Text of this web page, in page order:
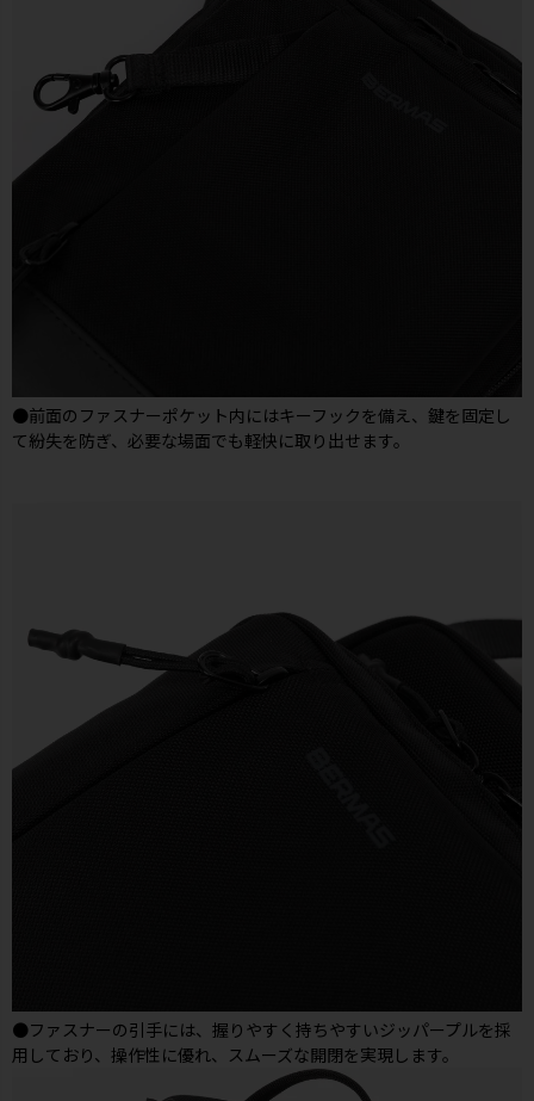
●前面のファスナーポケット内にはキーフックを備え、鍵を固定し
て紛失を防ぎ、必要な場面でも軽快に取り出せます。
●ファスナーの引手には、握りやすく持ちやすいジッパープルを採
用しており、操作性に優れ、スムーズな開閉を実現します。